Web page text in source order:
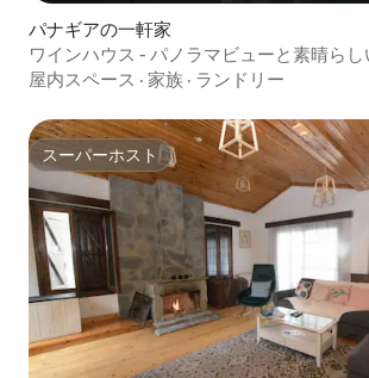
パナギアの一軒家
ワインハウス - パノラマビューと素晴らし
屋内スペース · 家族 · ランドリー
スーパーホスト
スーパーホスト